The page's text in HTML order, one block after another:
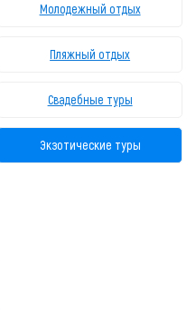
Молодежный отдых
Пляжный отдых
Свадебные туры
Экзотические туры